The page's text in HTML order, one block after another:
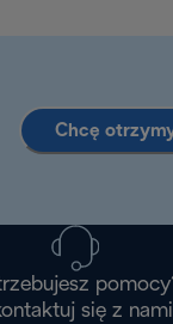
Chcę
się z nami